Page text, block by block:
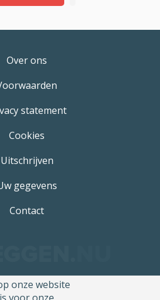
Over ons
statement
Cookies
Uitschrijven
gegevens
Contact
onze website